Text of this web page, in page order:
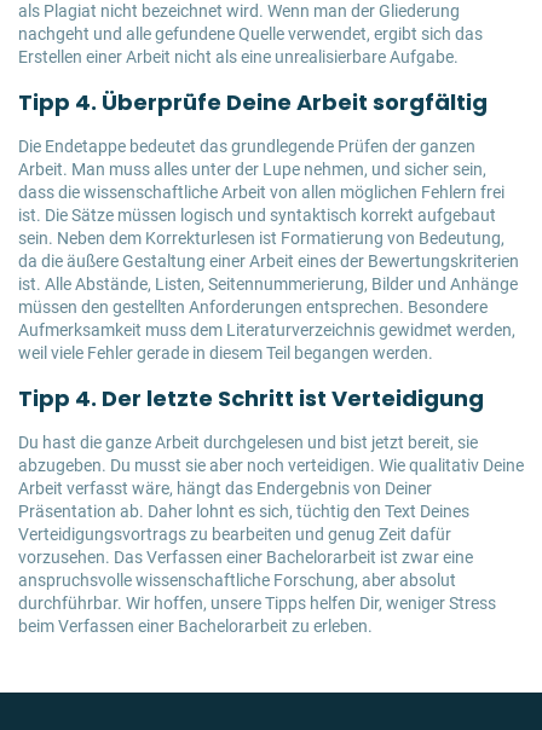
als Plagiat nicht bezeichnet wird. Wenn man der Gliederung
nachgeht und alle gefundene Quelle verwendet, ergibt sich das
Erstellen einer Arbeit nicht als eine unrealisierbare Aufgabe.
Tipp 4. Überprüfe Deine Arbeit sorgfältig
Die Endetappe bedeutet das grundlegende Prüfen der ganzen
Arbeit. Man muss alles unter der Lupe nehmen, und sicher sein,
dass die wissenschaftliche Arbeit von allen möglichen Fehlern frei
ist. Die Sätze müssen logisch und syntaktisch korrekt aufgebaut
sein. Neben dem Korrekturlesen ist Formatierung von Bedeutung,
da die äußere Gestaltung einer Arbeit eines der Bewertungskriterien
ist. Alle Abstände, Listen, Seitennummerierung, Bilder und Anhänge
müssen den gestellten Anforderungen entsprechen. Besondere
Aufmerksamkeit muss dem Literaturverzeichnis gewidmet werden,
weil viele Fehler gerade in diesem Teil begangen werden.
Tipp 4. Der letzte Schritt ist Verteidigung
Du hast die ganze Arbeit durchgelesen und bist jetzt bereit, sie
abzugeben. Du musst sie aber noch verteidigen. Wie qualitativ Deine
Arbeit verfasst wäre, hängt das Endergebnis von Deiner
Präsentation ab. Daher lohnt es sich, tüchtig den Text Deines
Verteidigungsvortrags zu bearbeiten und genug Zeit dafür
vorzusehen. Das Verfassen einer Bachelorarbeit ist zwar eine
anspruchsvolle wissenschaftliche Forschung, aber absolut
durchführbar. Wir hoffen, unsere Tipps helfen Dir, weniger Stress
beim Verfassen einer Bachelorarbeit zu erleben.